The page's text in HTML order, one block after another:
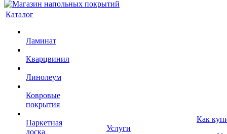
Каталог
Ламинат
Кварцвинил
Линолеум
Ковровые
покрытия
Паркетная
доска
Услуги
Как